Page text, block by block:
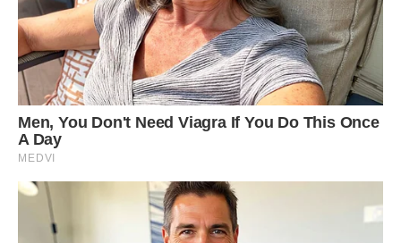
ніколи не показувати цій жінці. Вона зрозуміла, що цей
вечір не закінчиться просто так, що напруга досягла тієї
межі, коли або все вибухне, або вона просто зламається
остаточно.
— Галино Петрівно, я не викидаю шкарпетки, я просто
купую нові, бо маю на це можливість, — голос Оксани був
тихим, але твердим. — І суп мій — це не дурість, це мій
вибір, як і цей салат, і це життя в цій квартирі. Я дуже вас
прошу, давайте ми просто спокійно повечеряємо, без
оцінок моїх кулінарних здібностей.